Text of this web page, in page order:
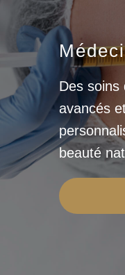
Des soins
avancés
beauté